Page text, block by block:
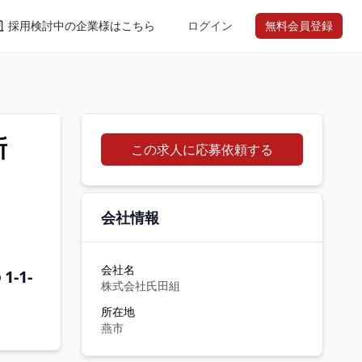
採用検討中の企業様はこちら ログイン 無料会員登録
1-
この求人に応募依頼する
会社情報
会社名
株式会社氏田組
所在地
燕市